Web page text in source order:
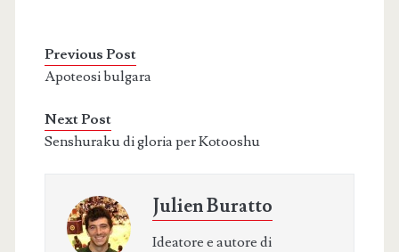
Previous Post
Apoteosi bulgara
Next Post
Senshuraku di gloria per Kotooshu
Julien Buratto
Ideatore e autore di